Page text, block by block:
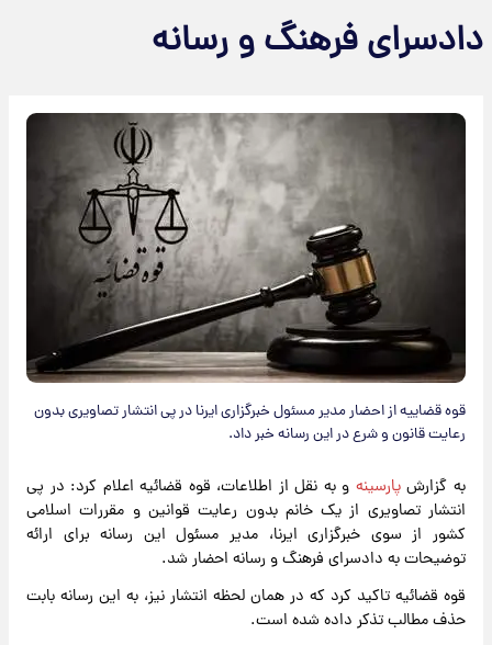
دادسرای فرهنگ و رسانه
قوه قضاییه از احضار مدیر مسئول خبرگزاری ایرنا در پی انتشار تصاویری بدون
رعایت قانون و شرع در این رسانه خبر داد.
به گزارشپارسینه و به نقل از اطلاعات، قوه قضائیه اعلام کرد: در پی
انتشار تصاویری از یک خانم بدون رعایت قوانین و مقررات اسلامی
کشور از سوی خبرگزاری ایرنا، مدیر مسئول این رسانه برای ارائه
توضیحات به دادسرای فرهنگ و رسانه احضار شد.
قوه قضائیه تاکید کرد که در همان لحظه انتشار نیز، به این رسانه بابت
حذف مطالب تذکر داده شده است.